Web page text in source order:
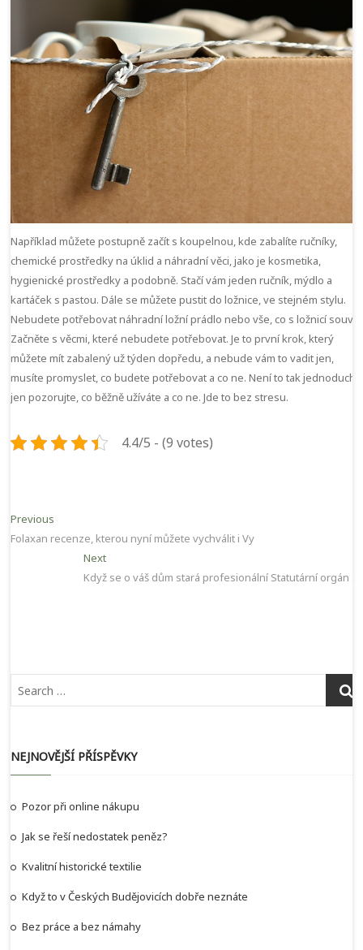
Například můžete postupně začít s koupelnou, kde zabalíte ručníky,
chemické prostředky na úklid a náhradní věci, jako je kosmetika,
hygienické prostředky a podobně. Stačí vám jeden ručník, mýdlo a
kartáček s pastou. Dále se můžete pustit do ložnice, ve stejném stylu.
Nebudete potřebovat náhradní ložní prádlo nebo vše, co s ložnicí
Začněte s věcmi, které nebudete potřebovat. Je to první krok, který
můžete mít zabalený už týden dopředu, a nebude vám to vadit jen,
musíte promyslet, co budete potřebovat a co ne. Není to tak
jen pozorujte, co běžně užíváte a co ne. Jde to bez stresu.
4.4/5 - (9 votes)
Navigace
pro
příspěvek
Previous
post:
Folaxan recenze, kterou nyní můžete vychválit i Vy
NextNext
post:
Když se o váš dům stará profesionální Statutární orgán
NEJNOVĚJŠÍ PŘÍSPĚVKY
Pozor při online nákupu
Jak se řeší nedostatek peněz?
Kvalitní historické textilie
Když to v Českých Budějovicích dobře neznáte
Bez práce a bez námahy